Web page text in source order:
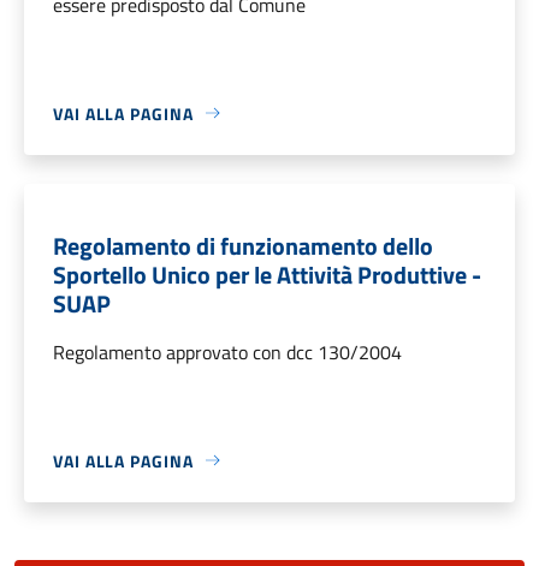
VAI ALLA PAGINA
Regolamento di funzionamento dello
Sportello Unico per le Attività Produttive -
SUAP
Regolamento approvato con dcc 130/2004
VAI ALLA PAGINA